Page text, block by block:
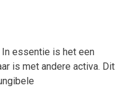
essentie is het een
is met andere activa. Dit